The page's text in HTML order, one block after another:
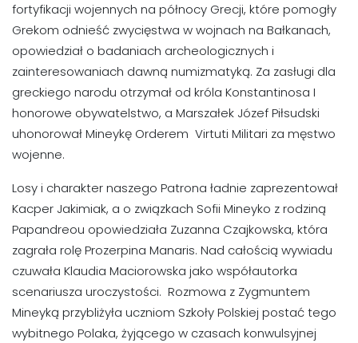
fortyfikacji wojennych na północy Grecji, które pomogły
Grekom odnieść zwycięstwa w wojnach na Bałkanach,
opowiedział o badaniach archeologicznych i
zainteresowaniach dawną numizmatyką. Za zasługi dla
greckiego narodu otrzymał od króla Konstantinosa I
honorowe obywatelstwo, a Marszałek Józef Piłsudski
uhonorował Mineykę Orderem Virtuti Militari za męstwo
wojenne.
Losy i charakter naszego Patrona ładnie zaprezentował
Kacper Jakimiak, a o związkach Sofii Mineyko z rodziną
Papandreou opowiedziała Zuzanna Czajkowska, która
zagrała rolę Prozerpina Manaris. Nad całością wywiadu
czuwała Klaudia Maciorowska jako współautorka
scenariusza uroczystości. Rozmowa z Zygmuntem
Mineyką przybliżyła uczniom Szkoły Polskiej postać tego
wybitnego Polaka, żyjącego w czasach konwulsyjnej